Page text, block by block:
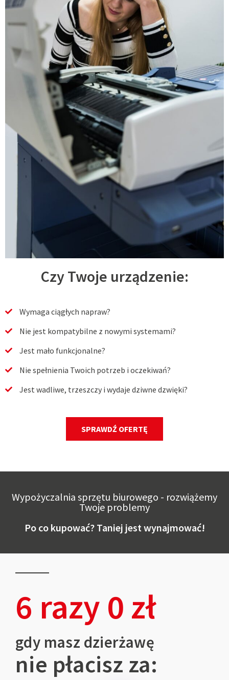
Czy Twoje urządzenie:
Wymaga ciągłych napraw?
Nie jest kompatybilne z nowymi systemami?
Jest mało funkcjonalne?
Nie spełnienia Twoich potrzeb i oczekiwań?
Jest wadliwe, trzeszczy i wydaje dziwne dzwięki?
SPRAWDŹ OFERTĘ
Wypożyczalnia sprzętu biurowego - rozwiążemy
Twoje problemy
Po co kupować? Taniej jest wynajmować!
6 razy 0 zł
gdy masz dzierżawę
nie płacisz za: